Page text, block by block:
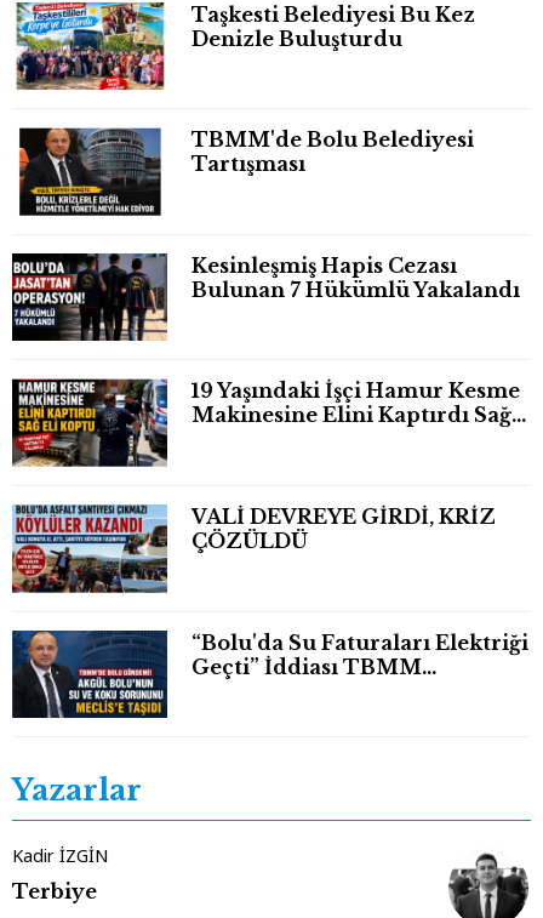
Taşkesti Belediyesi Bu Kez
Denizle Buluşturdu
TBMM'de Bolu Belediyesi
Tartışması
Kesinleşmiş Hapis Cezası
Bulunan 7 Hükümlü Yakalandı
19 Yaşındaki İşçi Hamur Kesme
Makinesine Elini Kaptırdı Sağ
VALİ DEVREYE GİRDİ, KRİZ
ÇÖZÜLDÜ
“Bolu'da Su Faturaları Elektriği
Geçti” İddiası TBMM
Yazarlar
Kadir İZGİN
Terbiye